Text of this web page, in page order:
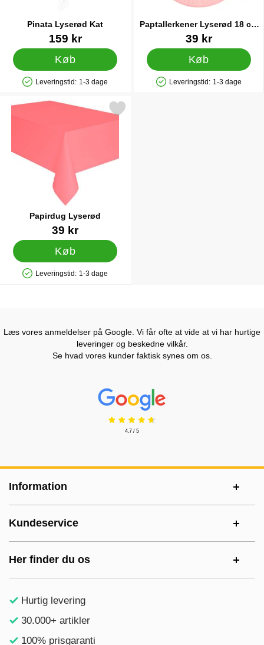
Pinata Lyserød Kat
Varenr 21129159 kr
Køb
Produkttilgængelighed: På lager
Leveringstid: 1-3 dage
Paptallerkener Lyserød 18 cm
20-pak
Varenr 8321239 kr
Køb
Produkttilgængelighed: På lager
Leveringstid: 1-3 dage
Papirdug Lyserød
Varenr 4309039 kr
Køb
Produkttilgængelighed: På lager
Leveringstid: 1-3 dage
Markér papirdug Lyserød som favorit
Læs vores anmeldelser på Google. Vi får ofte at vide at vi har hurtige
leveringer og beskedne vilkår.
Se hvad vores kunder faktisk synes om os.
Prisjakt Anmeldelser: 4.7 Stjerne
4.7 / 5
Information
Kundeservice
Her finder du os
Hurtig levering
30.000+ artikler
100% prisgaranti